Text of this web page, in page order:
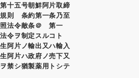
十五号朝鮮阿片取締
規則 条約第一条乃至
法令敵条＠ 第一
令ヲ制定スルコト
片ノ輸出又ハ輸入
阿片ハ政府ノ売下又
禁シ猶製薬用トシテ